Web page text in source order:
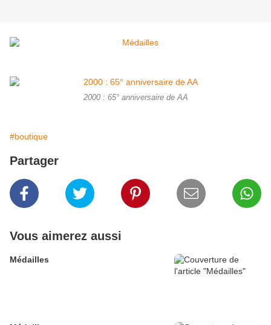
2000 : 65° anniversaire de AA
#boutique
Partager
Vous aimerez aussi
Médailles